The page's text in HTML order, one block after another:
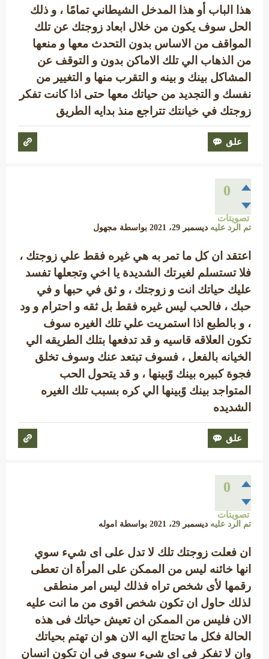
هذا الباب أو هذا المدخل الشيطاني تمامًا ، و ذلك
الحل سوف يكون من خلال ابعاد زوجتك عن تلك
المواقف من الاساس بدون التحدث معها و منعها
من الذهاب الي تلك الاماكن بدون و التوقف عن
المشاكل بينك و بينه و التقرب منها و التغيير من
نفسك و التجديد من حياتك معها حتى اذا كانت تفكر
زوجتك في خيانتك تتراجع منذ بدايه الطريق
0
تصويتات
تم الرد عليه ديسمبر 29، 2021 بواسطة مجهول
اعتقد ان كل ما تمر به هي غيره فقط علي زوجتك ،
فلا تستسلم لغيرتك الشديدة يا اخي وتجعلها تفسد
عليك حياتك انت و زوجتك ، و ثق في حبها و في
حبك ، فالحب ليس غيره فقط بل ثقه و احترام و ود
، و بالطبع اذا استمريت علي تلك الغيره سوف
تكون العلاقه قاسيه و قد تدفعها بتلك الطريقه الي
الخيانه بالفعل ، فسوف تبتعد عنك وسوف تخلق
فجوة كبيره بينك وًبينها ، و قد يتحول الحب
المتواجد بينك وًبينها الي كره بسبب تلك الغيره
الشديده
0
تصويتات
تم الرد عليه ديسمبر 29، 2021 بواسطة اموله
ان فعلت زوجتك تلك لا تدل على اى شيء سوي
انها خائنه ليس من الممكن على المرأة ان تعطى
رقمها لأى شخص تراه فذلك ليس امر منطقى
لذلك حاول ان تكون شخص اقوى من ما انت عليه
الان فليس من الممكن ان تعيش حياتك فى هذه
الحالة فكل ما تحتاج اليه الان هو ان تهتم بحياتك
وان لا تفكر فى اى شيء سوي فى ان تكون انسان